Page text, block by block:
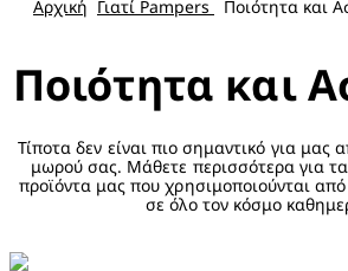
Αρχική Γιατί Pampers Ποιότητα και
Ποιότητα και
Τίποτα δεν είναι πιο σημαντικό για μας
μωρού σας. Μάθετε περισσότερα για
προϊόντα μας που χρησιμοποιούνται
σε όλο τον κόσμο